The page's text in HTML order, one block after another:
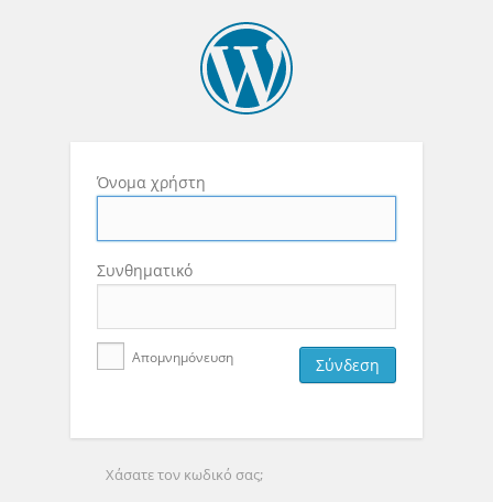
Όνομα χρήστη
Συνθηματικό
Απομνημόνευση
Χάσατε τον κωδικό σας;